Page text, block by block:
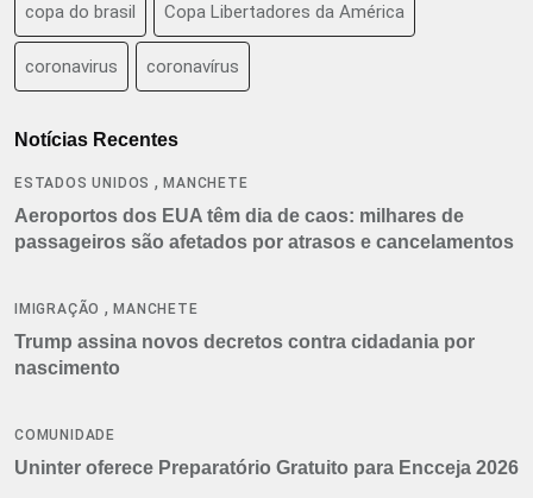
copa do brasil Copa Libertadores da América
coronavirus coronavírus
Notícias Recentes
ESTADOS UNIDOS ,MANCHETE
Aeroportos dos EUA têm dia de caos: milhares de
passageiros são afetados por atrasos e cancelamentos
IMIGRAÇÃO ,MANCHETE
Trump assina novos decretos contra cidadania por
nascimento
COMUNIDADE
Uninter oferece Preparatório Gratuito para Encceja 2026